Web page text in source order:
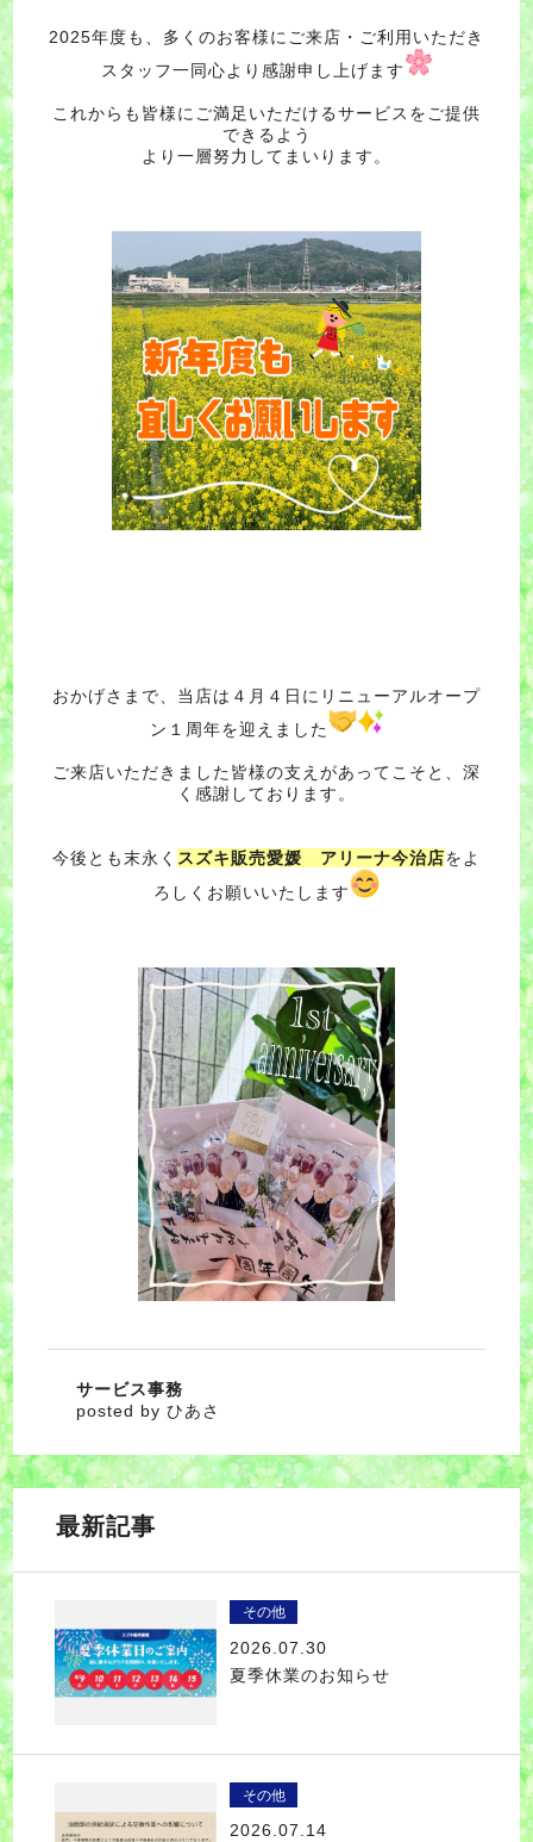
2025年度も、多くのお客様にご来店・ご利用いただき
スタッフ一同心より感謝申し上げます
これからも皆様にご満足いただけるサービスをご提供
できるよう
より一層努力してまいります。
おかげさまで、当店は４月４日にリニューアルオープ
ン１周年を迎えました
ご来店いただきました皆様の支えがあってこそと、深
く感謝しております。
今後とも末永く スズキ販売愛媛 アリーナ今治店をよ
ろしくお願いいたします
サービス事務
posted by ひあさ
最新記事
その他
2026.07.30
夏季休業のお知らせ
その他
2026.07.14